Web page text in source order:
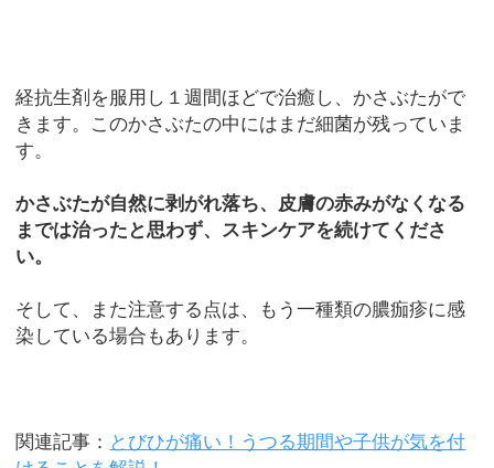
経抗生剤を服用し１週間ほどで治癒し、かさぶたがで
きます。このかさぶたの中にはまだ細菌が残っていま
す。
かさぶたが自然に剥がれ落ち、皮膚の赤みがなくなる
までは治ったと思わず、スキンケアを続けてくださ
い。
そして、また注意する点は、もう一種類の膿痂疹に感
染している場合もあります。
関連記事： とびひが痛い！うつる期間や子供が気を付